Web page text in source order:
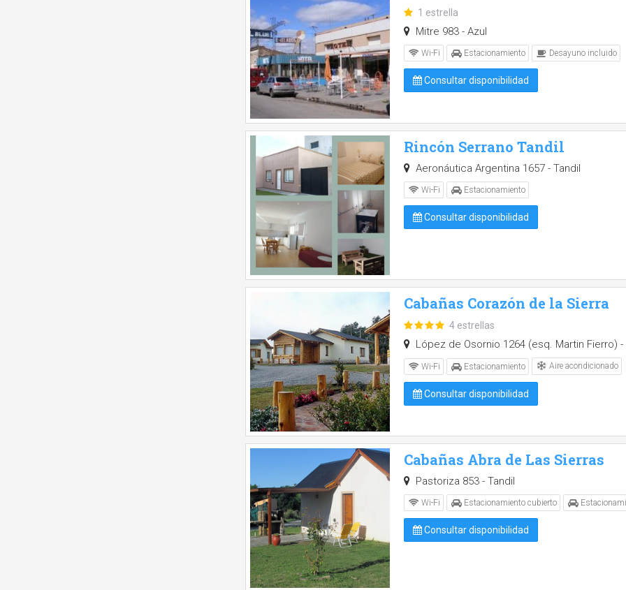
1 estrella
Mitre 983 - Azul
Wi-Fi Estacionamiento Desayuno incluido
Consultar disponibilidad
Rincón Serrano Tandil
Aeronáutica Argentina 1657 - Tandil
Wi-Fi Estacionamiento
Consultar disponibilidad
Cabañas Corazón de la Sierra
4 estrellas
López de Osornio 1264 (esq. Martin Fierro) -
Wi-Fi Estacionamiento Aire acondicionado
Consultar disponibilidad
Cabañas Abra de Las Sierras
Pastoriza 853 - Tandil
Wi-Fi Estacionamiento cubierto
Consultar disponibilidad